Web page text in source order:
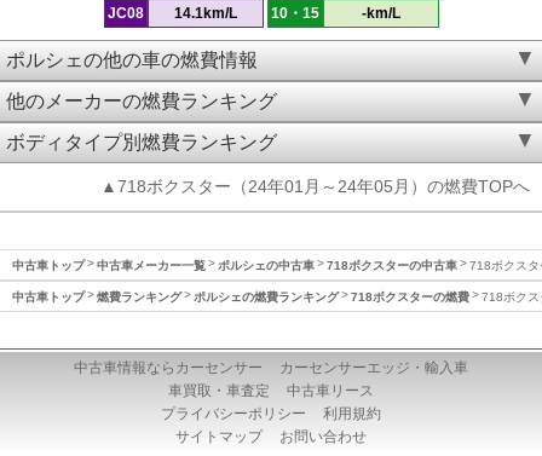
JC08 14.1km/L 10・15 -km/L
ポルシェの他の車の燃費情報
他のメーカーの燃費ランキング
ボディタイプ別燃費ランキング
▲718ボクスター（24年01月～24年05月）の燃費TOPへ
中古車トップ 中古車メーカー一覧 ポルシェの中古車 718ボクスターの中古車 718ボクス
中古車トップ 燃費ランキング ポルシェの燃費ランキング 718ボクスターの燃費 718ボク
中古車情報ならカーセンサー
カーセンサーエッジ・輸入車
車買取・車査定
中古車リース
プライバシーポリシー
利用規約
サイトマップ
お問い合わせ